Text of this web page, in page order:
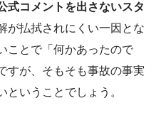
式コメントを出さないスタ
が払拭されにくい一因とな
ことで「何かあったので
すが、そもそも事故の事実
ということでしょう。